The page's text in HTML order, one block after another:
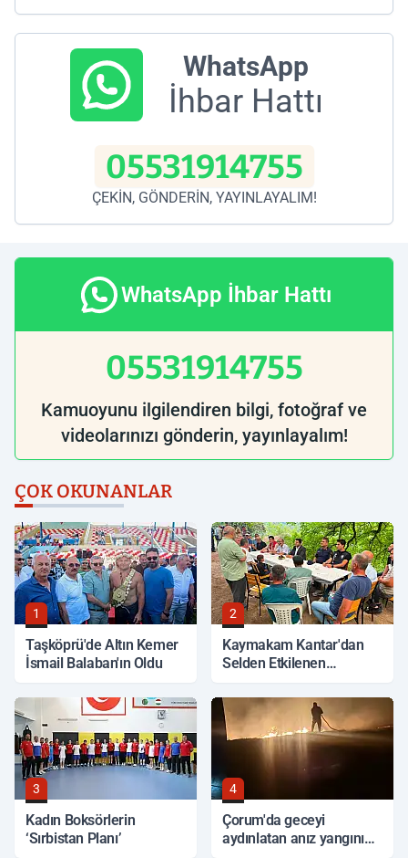
WhatsApp
İhbar Hattı
05531914755
ÇEKİN, GÖNDERİN, YAYINLAYALIM!
WhatsApp İhbar Hattı
05531914755
Kamuoyunu ilgilendiren bilgi, fotoğraf ve
videolarınızı gönderin, yayınlayalım!
ÇOK OKUNANLAR
1
Taşköprü'de Altın Kemer
İsmail Balaban'ın Oldu
2
Kaymakam Kantar'dan
Selden Etkilenen
3
Kadın Boksörlerin
‘Sırbistan Planı’
4
Çorum'da geceyi
aydınlatan anız yangını